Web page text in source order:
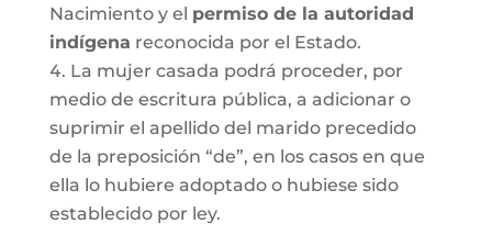
Nacimiento y el permiso de la autoridad
indígena reconocida por el Estado.
La mujer casada podrá proceder, por
medio de escritura pública, a adicionar o
suprimir el apellido del marido precedido
de la preposición “de”, en los casos en que
ella lo hubiere adoptado o hubiese sido
establecido por ley.